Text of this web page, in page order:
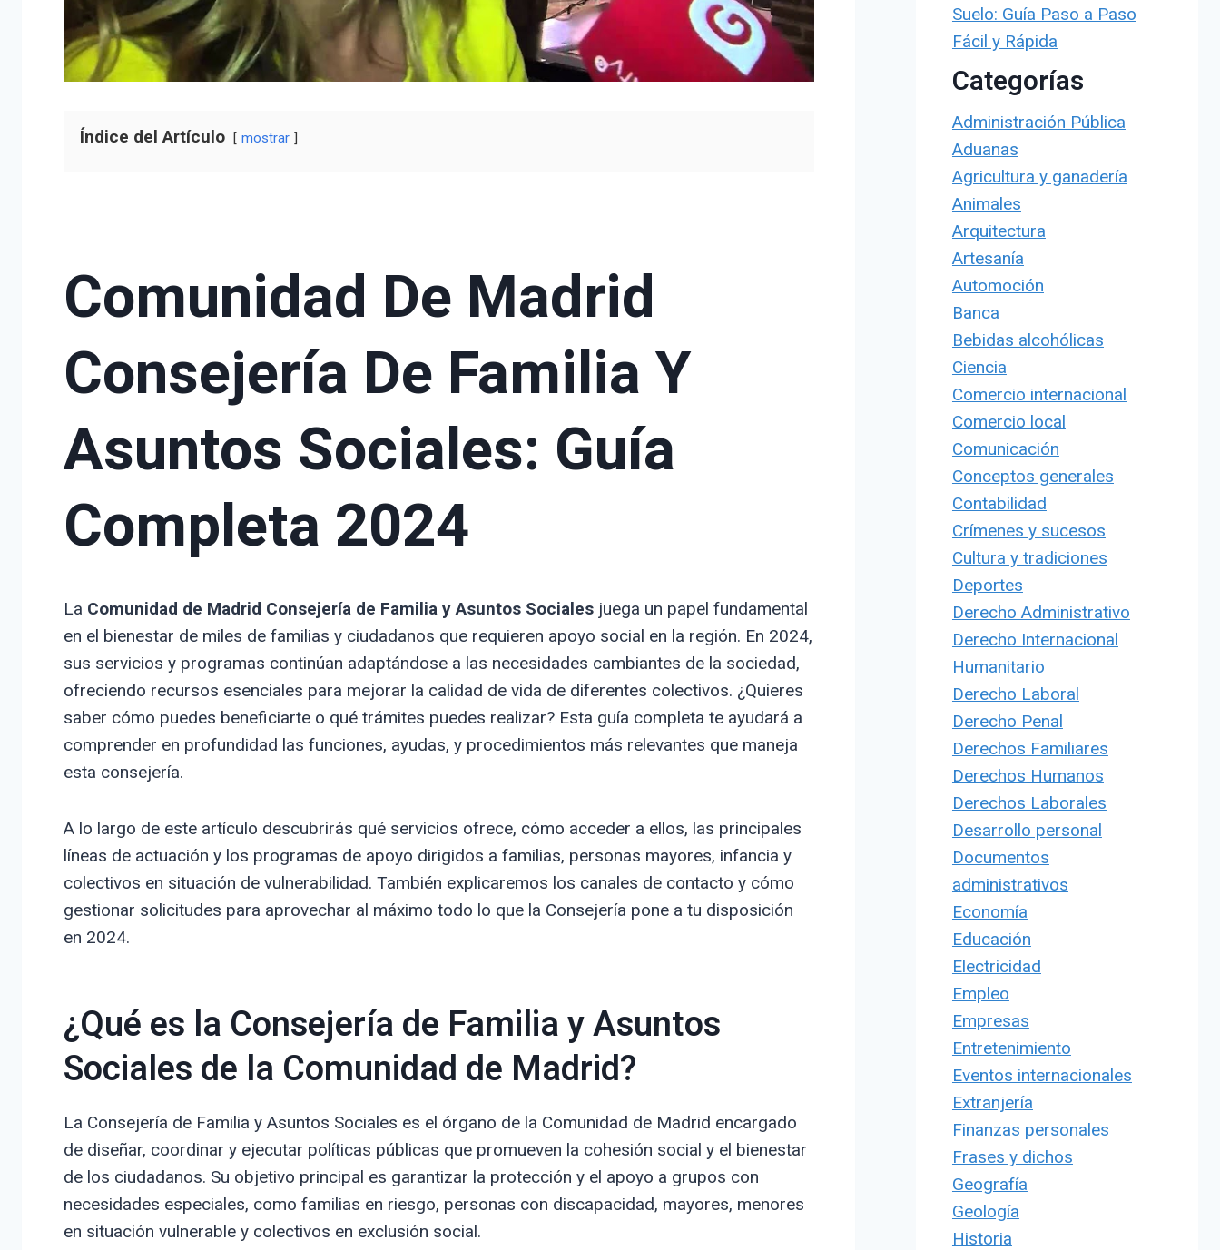
Índice del Artículo mostrar
Comunidad De Madrid
Consejería De Familia Y
Asuntos Sociales: Guía
Completa 2024
La Comunidad de Madrid Consejería de Familia y Asuntos Socialesjuega un papel fundamental
en el bienestar de miles de familias y ciudadanos que requieren apoyo social en la región. En 2024,
sus servicios y programas continúan adaptándose a las necesidades cambiantes de la sociedad,
ofreciendo recursos esenciales para mejorar la calidad de vida de diferentes colectivos. ¿Quieres
saber cómo puedes beneficiarte o qué trámites puedes realizar? Esta guía completa te ayudará a
comprender en profundidad las funciones, ayudas, y procedimientos más relevantes que maneja
esta consejería.
A lo largo de este artículo descubrirás qué servicios ofrece, cómo acceder a ellos, las principales
líneas de actuación y los programas de apoyo dirigidos a familias, personas mayores, infancia y
colectivos en situación de vulnerabilidad. También explicaremos los canales de contacto y cómo
gestionar solicitudes para aprovechar al máximo todo lo que la Consejería pone a tu disposición
en 2024.
¿Qué es la Consejería de Familia y Asuntos
Sociales de la Comunidad de Madrid?
La Consejería de Familia y Asuntos Sociales es el órgano de la Comunidad de Madrid encargado
de diseñar, coordinar y ejecutar políticas públicas que promueven la cohesión social y el bienestar
de los ciudadanos. Su objetivo principal es garantizar la protección y el apoyo a grupos con
necesidades especiales, como familias en riesgo, personas con discapacidad, mayores, menores
en situación vulnerable y colectivos en exclusión social.
Suelo: Guía Paso a Paso
Fácil y Rápida
Categorías
Administración Pública
Aduanas
Agricultura y ganadería
Animales
Arquitectura
Artesanía
Automoción
Banca
Bebidas alcohólicas
Ciencia
Comercio internacional
Comercio local
Comunicación
Conceptos generales
Contabilidad
Crímenes y sucesos
Cultura y tradiciones
Deportes
Derecho Administrativo
Derecho Internacional
Humanitario
Derecho Laboral
Derecho Penal
Derechos Familiares
Derechos Humanos
Derechos Laborales
Desarrollo personal
Documentos
administrativos
Economía
Educación
Electricidad
Empleo
Empresas
Entretenimiento
Eventos internacionales
Extranjería
Finanzas personales
Frases y dichos
Geografía
Geología
Historia